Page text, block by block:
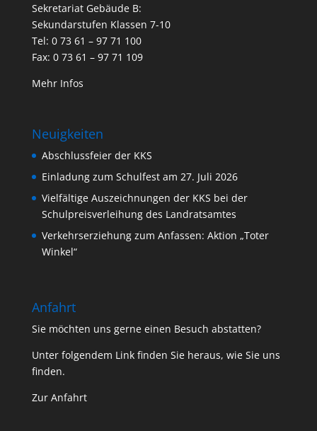
Sekretariat Gebäude B:
Sekundarstufen Klassen 7-10
Tel: 0 73 61 – 97 71 100
Fax: 0 73 61 – 97 71 109
Mehr Infos
Neuigkeiten
Abschlussfeier der KKS
Einladung zum Schulfest am 27. Juli 2026
Vielfältige Auszeichnungen der KKS bei der
Schulpreisverleihung des Landratsamtes
Verkehrserziehung zum Anfassen: Aktion „Toter
Winkel“
Anfahrt
Sie möchten uns gerne einen Besuch abstatten?
Unter folgendem Link finden Sie heraus, wie Sie uns
finden.
Zur Anfahrt